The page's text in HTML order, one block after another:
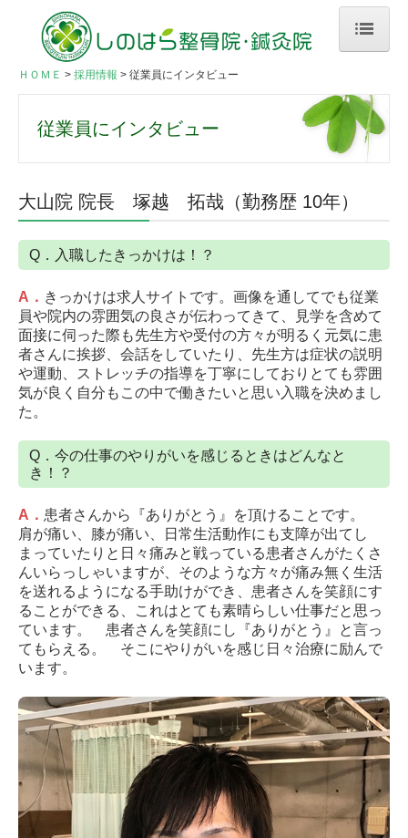
ＨＯＭＥ
当院のご案内
料金のご案内
当院でできる施術
スポーツ外傷
お悩み別メニュー
従業員にインタビュー
募集要項（大山院）
お問合せ
個人情報保護方針
ＨＯＭＥ 採用情報 従業員にインタビュー
従業員にインタビュー
大山院 院長 塚越 拓哉（勤務歴 10年）
Q．入職したきっかけは！？
A ． きっかけは求人サイトです。画像を通してでも従業
員や院内の雰囲気の良さが伝わってきて、見学を含めて
面接に伺った際も先生方や受付の方々が明るく元気に患
者さんに挨拶、会話をしていたり、先生方は症状の説明
や運動、ストレッチの指導を丁寧にしておりとても雰囲
気が良く自分もこの中で働きたいと思い入職を決めまし
た。
Q．今の仕事のやりがいを感じるときはどんなと
き！？
A ． 患者さんから『ありがとう』を頂けることです。
肩が痛い、膝が痛い、日常生活動作にも支障が出てし
まっていたりと日々痛みと戦っている患者さんがたくさ
んいらっしゃいますが、そのような方々が痛み無く生活
を送れるようになる手助けができ、患者さんを笑顔にす
ることができる、これはとても素晴らしい仕事だと思っ
ています。 患者さんを笑顔にし『ありがとう』と言っ
てもらえる。 そこにやりがいを感じ日々治療に励んで
います。